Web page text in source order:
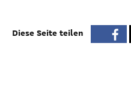
Diese Seite teilen